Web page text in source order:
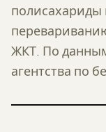
полисахариды
ЖКТ. По
агентства по